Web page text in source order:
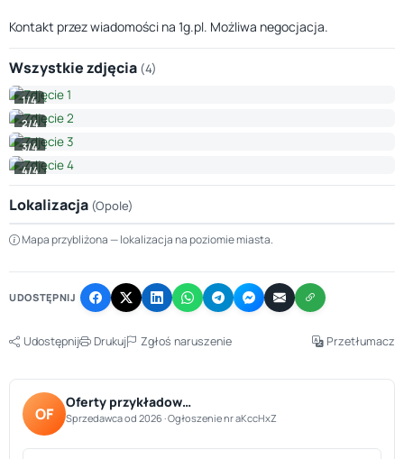
Kontakt przez wiadomości na 1g.pl. Możliwa negocjacja.
Wszystkie zdjęcia (4)
1/4
2/4
3/4
4/4
Lokalizacja (Opole)
+
−
Mapa przybliżona — lokalizacja na poziomie miasta.
UDOSTĘPNIJ
Udostępnij Drukuj Zgłoś naruszenie Przetłumacz
OF
Oferty przykładow…
Sprzedawca od 2026 · Ogłoszenie nr aKccHxZ